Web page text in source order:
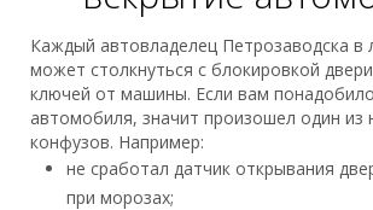
Каждый автовладелец Петрозаводска
может столкнуться с блокировкой
ключей от машины. Если вам
автомобиля, значит произошел один из
конфузов. Например:
не сработал датчик открывания
при морозах;